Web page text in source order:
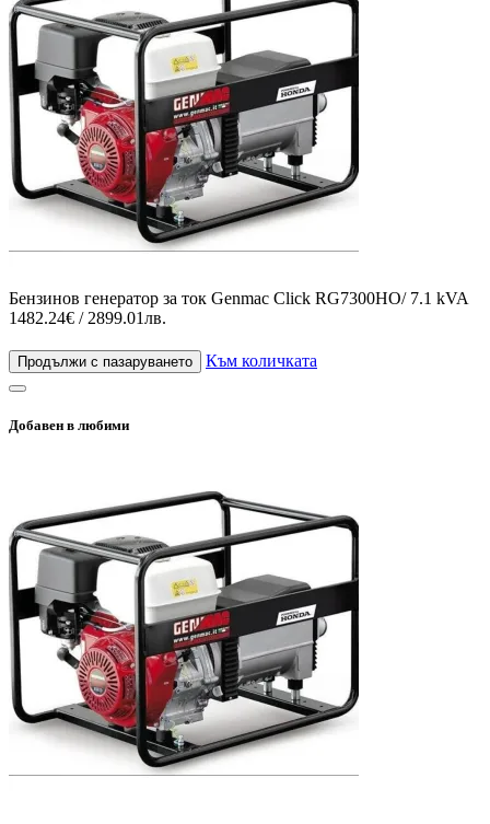
Бензинов генератор за ток Genmac Click RG7300HO/ 7.1 kVA
1482.24€ / 2899.01лв.
Продължи с пазаруването Към количката
Добавен в любими